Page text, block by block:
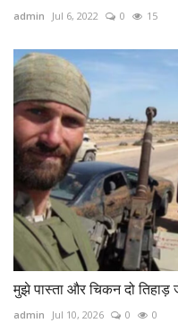
admin Jul 6, 2022 0 15
मुझे पास्‍ता और चिकन दो
admin Jul 10, 2026 0 0